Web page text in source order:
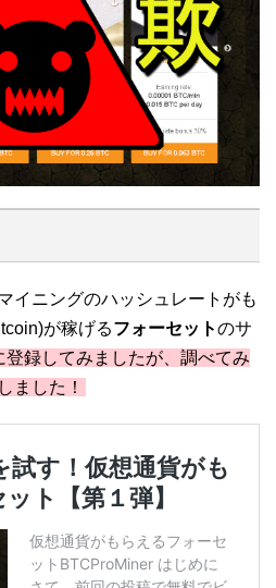
イニングのハッシュレートがも
が稼げるフォーセットのサ
登録してみましたが、調べてみ
ました！